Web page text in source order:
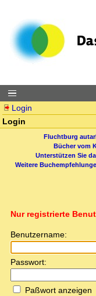
Login
Login
Fluchtburg
Bücher vom
Unterstützen Sie
Weitere
Nur registrierte
Benutzername:
Passwort:
Paßwort anzeigen